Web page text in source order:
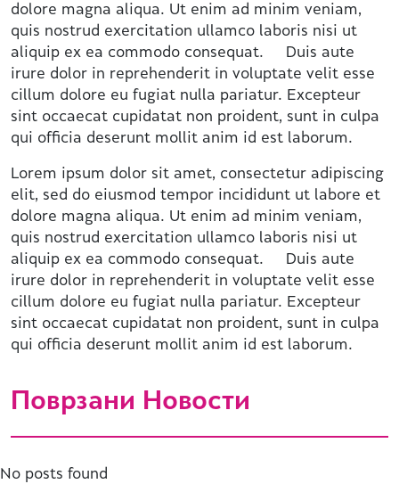
dolore magna aliqua. Ut enim ad minim veniam,
quis nostrud exercitation ullamco laboris nisi ut
aliquip ex ea commodo consequat. Duis aute
irure dolor in reprehenderit in voluptate velit esse
cillum dolore eu fugiat nulla pariatur. Excepteur
sint occaecat cupidatat non proident, sunt in culpa
qui officia deserunt mollit anim id est laborum.
Lorem ipsum dolor sit amet, consectetur adipiscing
elit, sed do eiusmod tempor incididunt ut labore et
dolore magna aliqua. Ut enim ad minim veniam,
quis nostrud exercitation ullamco laboris nisi ut
aliquip ex ea commodo consequat. Duis aute
irure dolor in reprehenderit in voluptate velit esse
cillum dolore eu fugiat nulla pariatur. Excepteur
sint occaecat cupidatat non proident, sunt in culpa
qui officia deserunt mollit anim id est laborum.
Поврзани Новости
No posts found